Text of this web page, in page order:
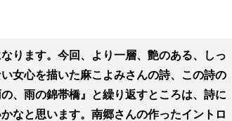
ります。今回、より一層、艶のある、しっ
女心を描いた麻こよみさんの詩、この詩の
、雨の錦帯橋』と繰り返すところは、詩に
なと思います。南郷さんの作ったイントロ